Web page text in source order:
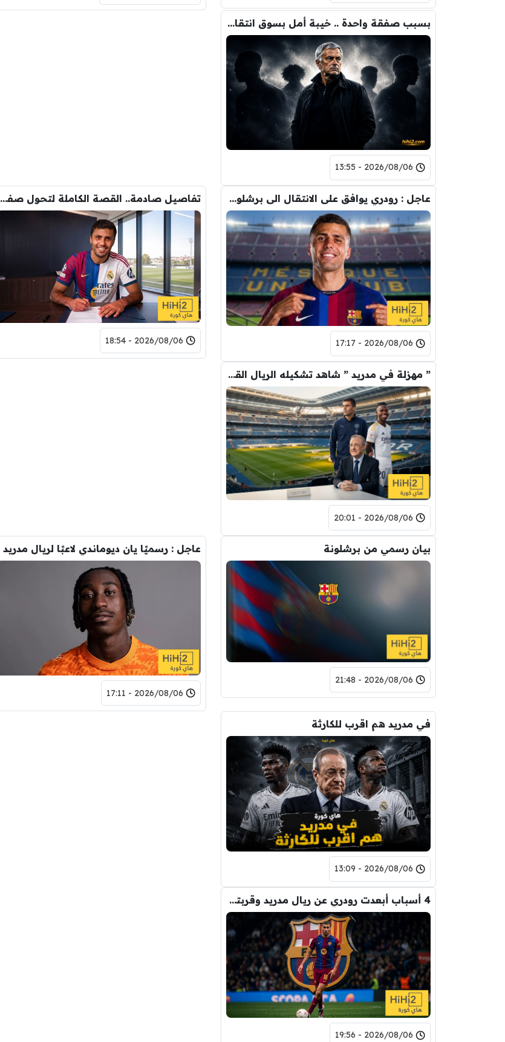
بسبب صفقة واحدة .. خيبة أمل بسوق انتقالات ريال مدريد !
2026/08/06 - 13:55
عاجل : رودري يوافق على الانتقال الى برشلونة.. 3 أسباب وراء قراره
2026/08/06 - 17:17
تفاصيل صادمة.. القصة الكاملة لتحول صفقة رودري من ريال مدريد الى برشلونة
2026/08/06 - 18:54
” مهزلة في مدريد ” شاهد تشكيله الريال القادمه لاكتساح المركز الثاني
2026/08/06 - 20:01
بيان رسمي من برشلونة
2026/08/06 - 21:48
عاجل : رسميًا يان ديوماندي لاعبًا لريال مدريد
2026/08/06 - 17:11
في مدريد هم اقرب للكارثة
2026/08/06 - 13:09
4 أسباب أبعدت رودري عن ريال مدريد وقربته من برشلونة
2026/08/06 - 19:56